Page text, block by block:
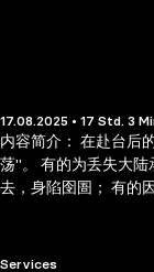
17.08.2025 • 17 Std. 3
内容简介： 在赴台后
荡"。 有的为丢失大陆
去，身陷囹圄； 有的
南京国民政府的版图
RTL+ useful links.
Services